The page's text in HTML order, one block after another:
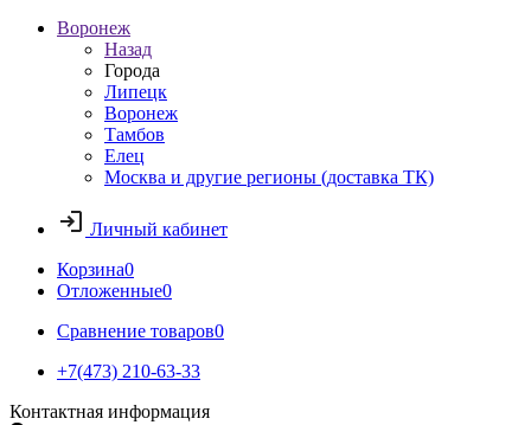
Воронеж
Назад
Города
Липецк
Воронеж
Тамбов
Елец
Москва и другие регионы (доставка ТК)
Личный кабинет
Корзина0
Отложенные0
Сравнение товаров0
+7(473) 210-63-33
Контактная информация